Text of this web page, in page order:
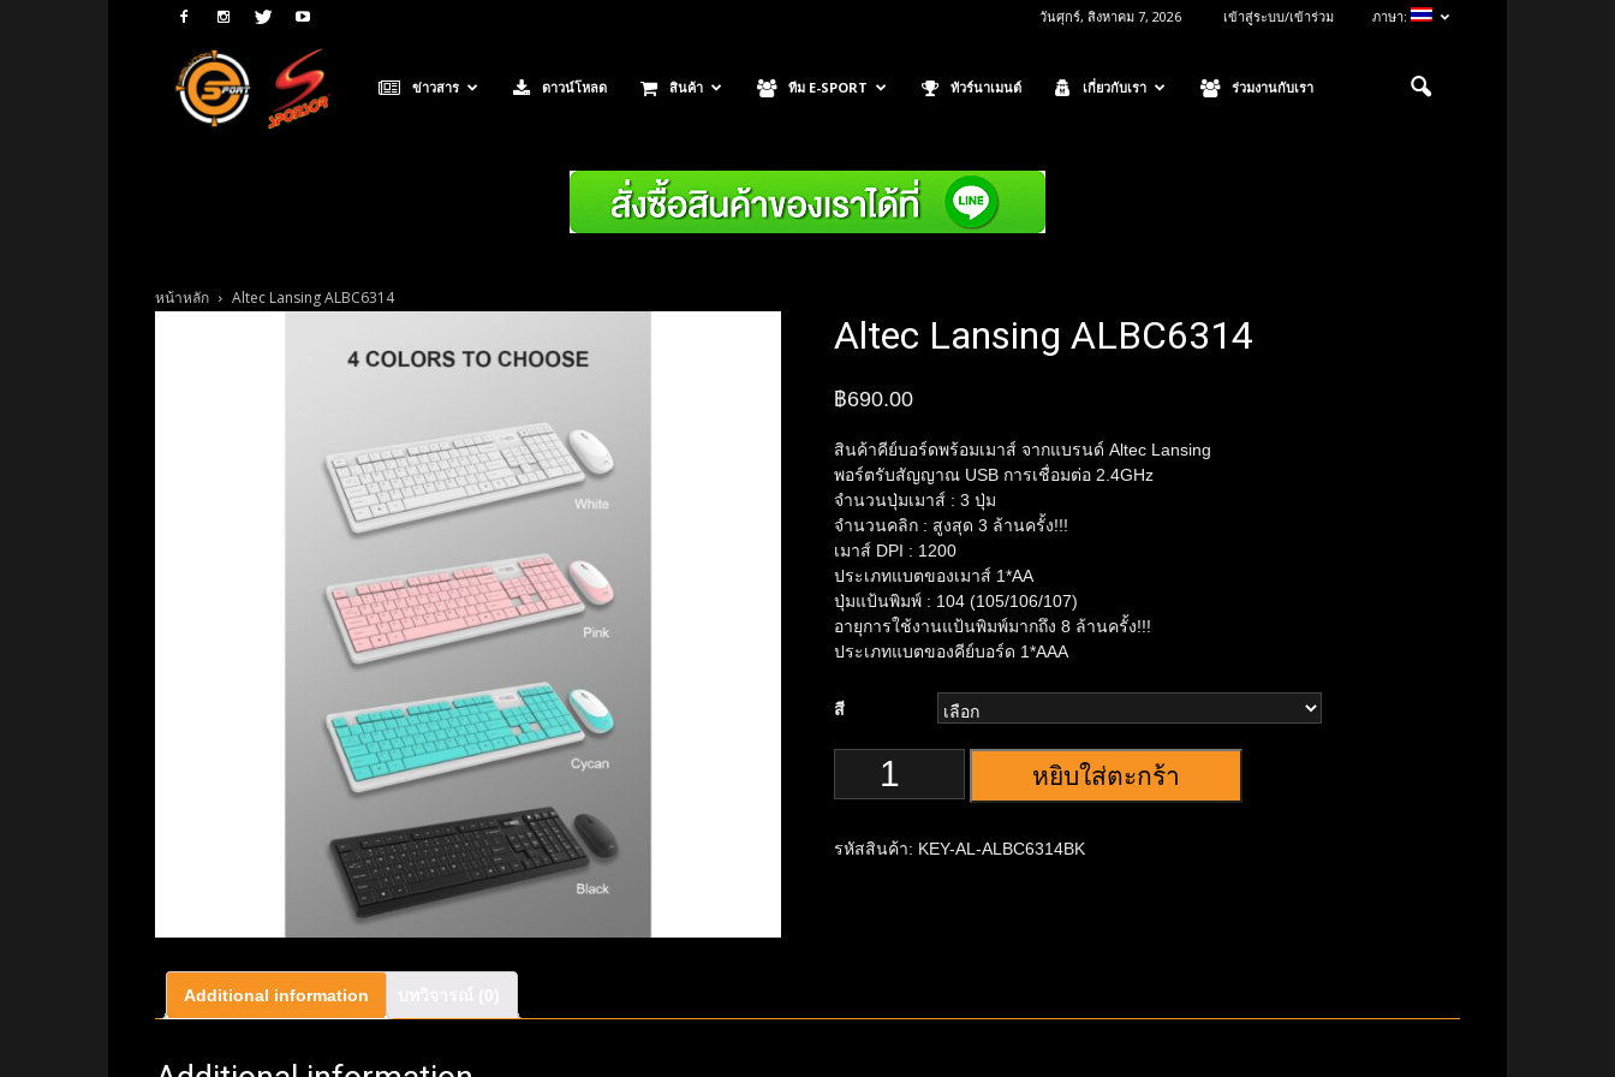
วันศุกร์, สิงหาคม 7, 2026 เข้าสู่ระบบ/เข้าร่วม ภาษา:
Neolution
ข่าวสาร ดาวน์โหลด สินค้า ทีม E-SPORT ทัวร์นาเมนต์ เกี่ยวกับเรา ร่วมงานกับเรา
หน้าหลัก Altec Lansing ALBC6314
Altec Lansing ALBC6314
฿690.00
สินค้าคีย์บอร์ดพร้อมเมาส์ จากแบรนด์ Altec Lansing
พอร์ตรับสัญญาณ USB การเชื่อมต่อ 2.4GHz
จำนวนปุ่มเมาส์ : 3 ปุ่ม
จำนวนคลิก : สูงสุด 3 ล้านครั้ง!!!
เมาส์ DPI : 1200
ประเภทแบตของเมาส์ 1*AA
ปุ่มแป้นพิมพ์ : 104 (105/106/107)
อายุการใช้งานแป้นพิมพ์มากถึง 8 ล้านครั้ง!!!
ประเภทแบตของคีย์บอร์ด 1*AAA
สี
หยิบใส่ตะกร้า
รหัสสินค้า: KEY-AL-ALBC6314BK
Additional information